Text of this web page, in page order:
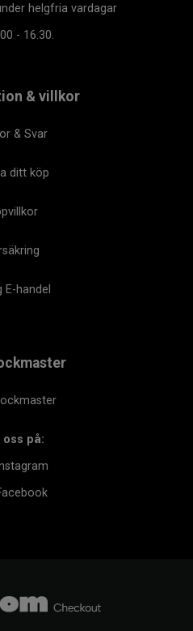
helgfria vardagar
- 16.30.
& villkor
& Svar
ditt köp
E-handel
oss på: